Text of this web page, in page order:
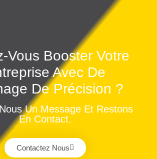
Vous Booster Votre
Avec De
De Précision ?
Un Message Et Restons
En Contact.
Contactez Nous